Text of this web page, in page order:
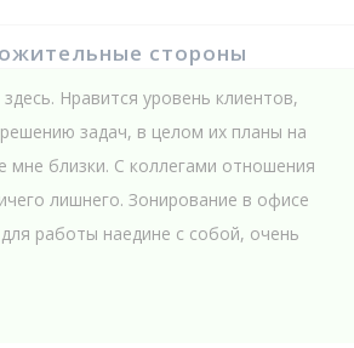
стороны
Нравится уровень клиентов,
задач, в целом их планы на
мне близки. С коллегами отношения
лишнего. Зонирование в офисе
работы наедине с собой, очень